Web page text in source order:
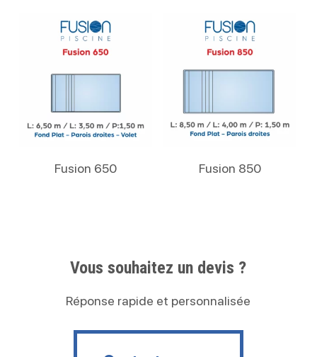
Fusion 650 Fusion 850
Vous souhaitez un devis ?
Réponse rapide et personnalisée
Contactez nous